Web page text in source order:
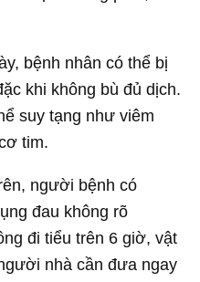
bệnh nhân có thể bị
khi không bù đủ dịch.
suy tạng như viêm
tim.
người bệnh có
đau không rõ
đi tiểu trên 6 giờ, vật
nhà cần đưa ngay